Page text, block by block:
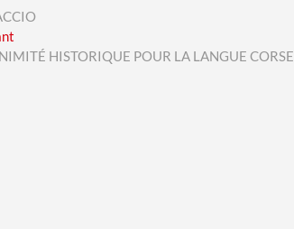
post:HISTORIQUE POUR LA LANGUE CORSE